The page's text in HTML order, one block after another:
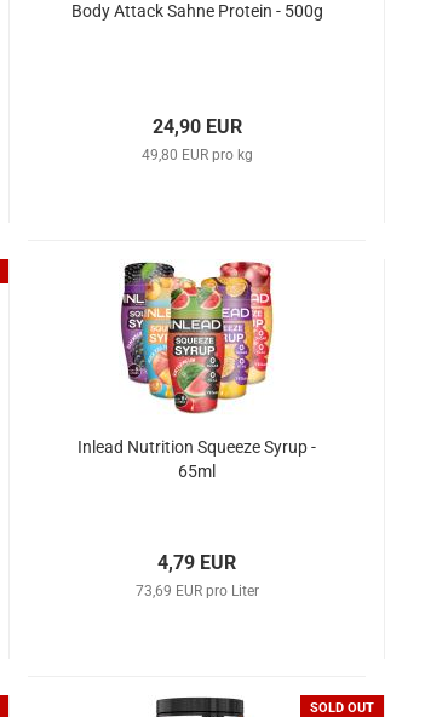
Body Attack Sahne Protein - 500g
24,90 EUR
49,80 EUR pro kg
Inlead Nutrition Squeeze Syrup -
65ml
4,79 EUR
73,69 EUR pro Liter
SOLD OUT